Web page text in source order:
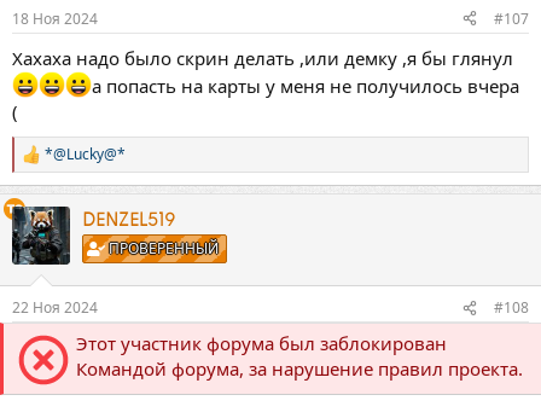
18 Ноя 2024 #107
Хахаха надо было скрин делать ,или демку ,я бы глянул
а попасть на карты у меня не получилось вчера
(
Р
е
а
к
ц
и
*@Lucky@*
DENZEL519
ПРОВЕРЕННЫЙ
22 Ноя 2024 #108
Этот участник форума был заблокирован
Командой форума, за нарушение правил проекта.